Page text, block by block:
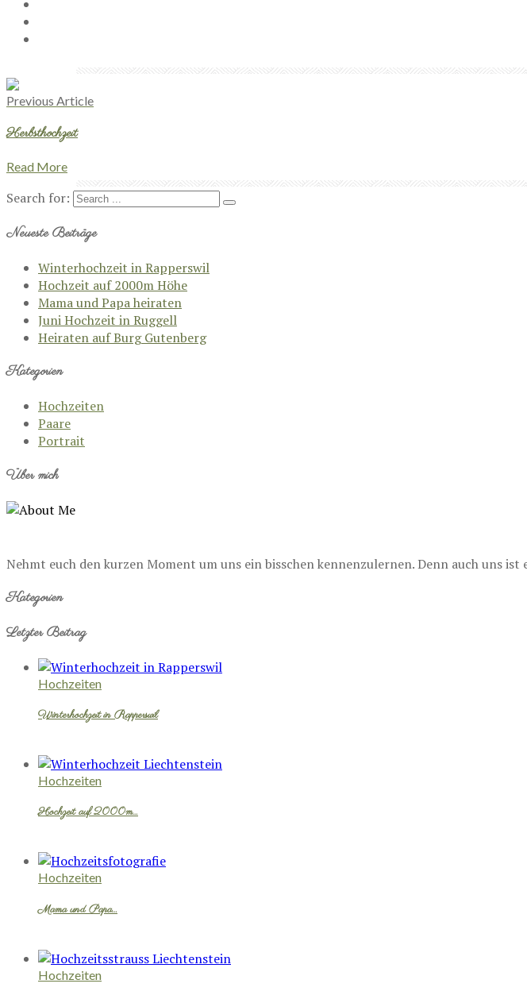
Previous Article
Herbsthochzeit
Read More
Search for:
Neueste Beiträge
Winterhochzeit in Rapperswil
Hochzeit auf 2000m Höhe
Mama und Papa heiraten
Juni Hochzeit in Ruggell
Heiraten auf Burg Gutenberg
Kategorien
Hochzeiten
Paare
Portrait
Über mich
Nehmt euch den kurzen Moment um uns ein bisschen kennenzulernen. Denn auch uns
Kategorien
Letzter Beitrag
Hochzeiten
Winterhochzeit in Rapperswil
Hochzeiten
Hochzeit auf 2000m…
Hochzeiten
Mama und Papa…
Hochzeiten